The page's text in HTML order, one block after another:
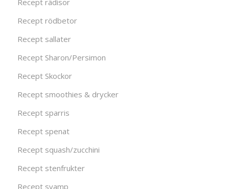
Recept rädisor
Recept rödbetor
Recept sallater
Recept Sharon/Persimon
Recept Skockor
Recept smoothies & drycker
Recept sparris
Recept spenat
Recept squash/zucchini
Recept stenfrukter
Recept svamp